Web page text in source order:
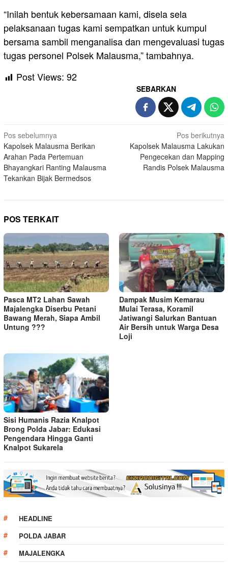
“Inilah bentuk kebersamaan kami, disela sela
pelaksanaan tugas kami sempatkan untuk kumpul
bersama sambil menganalisa dan mengevaluasi tugas
tugas personel Polsek Malausma,” tambahnya.
Post Views: 92
SEBARKAN
Navigasi
pos
Pos sebelumnya
Kapolsek Malausma Berikan
Arahan Pada Pertemuan
Bhayangkari Ranting Malausma
Tekankan Bijak Bermedsos
Pos berikutnya
Kapolsek Malausma Lakukan
Pengecekan dan Mapping
Randis Polsek Malausma
POS TERKAIT
Pasca MT2 Lahan Sawah
Majalengka Diserbu Petani
Bawang Merah, Siapa Ambil
Untung ???
Dampak Musim Kemarau
Mulai Terasa, Koramil
Jatiwangi Salurkan Bantuan
Air Bersih untuk Warga Desa
Loji
Sisi Humanis Razia Knalpot
Brong Polda Jabar: Edukasi
Pengendara Hingga Ganti
Knalpot Sukarela
HEADLINE
POLDA JABAR
MAJALENGKA